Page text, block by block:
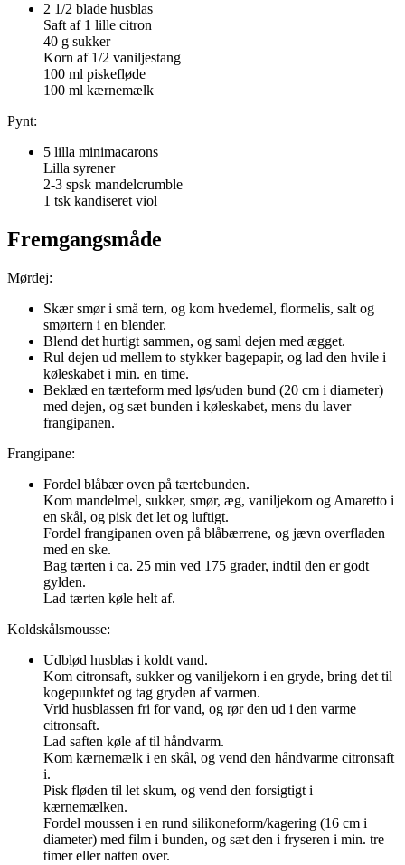
2 1/2 blade husblas
Saft af 1 lille citron
40 g sukker
Korn af 1/2 vaniljestang
100 ml piskefløde
100 ml kærnemælk
Pynt:
5 lilla minimacarons
Lilla syrener
2-3 spsk mandelcrumble
1 tsk kandiseret viol
Fremgangsmåde
Mørdej:
Skær smør i små tern, og kom hvedemel, flormelis, salt og
smørtern i en blender.
Blend det hurtigt sammen, og saml dejen med ægget.
Rul dejen ud mellem to stykker bagepapir, og lad den hvile i
køleskabet i min. en time.
Beklæd en tærteform med løs/uden bund (20 cm i diameter)
med dejen, og sæt bunden i køleskabet, mens du laver
frangipanen.
Frangipane:
Fordel blåbær oven på tærtebunden.
Kom mandelmel, sukker, smør, æg, vaniljekorn og Amaretto i
en skål, og pisk det let og luftigt.
Fordel frangipanen oven på blåbærrene, og jævn overfladen
med en ske.
Bag tærten i ca. 25 min ved 175 grader, indtil den er godt
gylden.
Lad tærten køle helt af.
Koldskålsmousse:
Udblød husblas i koldt vand.
Kom citronsaft, sukker og vaniljekorn i en gryde, bring det til
kogepunktet og tag gryden af varmen.
Vrid husblassen fri for vand, og rør den ud i den varme
citronsaft.
Lad saften køle af til håndvarm.
Kom kærnemælk i en skål, og vend den håndvarme citronsaft
i.
Pisk fløden til let skum, og vend den forsigtigt i
kærnemælken.
Fordel moussen i en rund silikoneform/kagering (16 cm i
diameter) med film i bunden, og sæt den i fryseren i min. tre
timer eller natten over.